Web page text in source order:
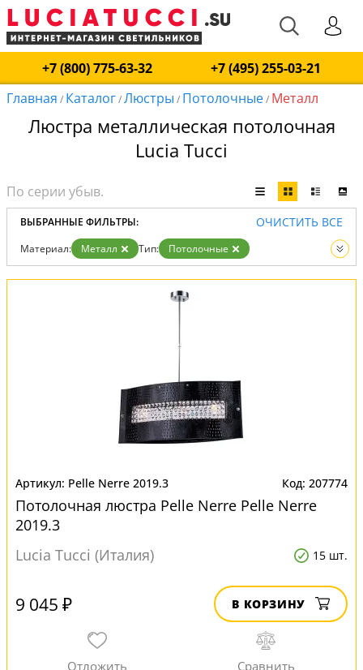
+7 (800) 775-63-32
+7 (495) 255-03-21
Главная / Каталог/Люстры / Потолочные/ Металл
Люстра металлическая потолочная
Lucia Tucci
ВЫБРАННЫЕ ФИЛЬТРЫ: ОЧИСТИТЬ ВСЕ
Материал: Металл Тип:
Потолочные
Вид:
Люстры
Pelle Nerre 2019.3 207774
Потолочная люстра Pelle Nerre Pelle Nerre
2019.3
Lucia Tucci (Италия)
15 шт.
9 045 ₽ В КОРЗИНУ